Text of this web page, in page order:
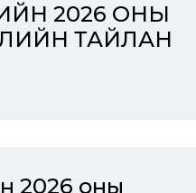
2026 ОНЫ
ТАЙЛАН
2026 оны